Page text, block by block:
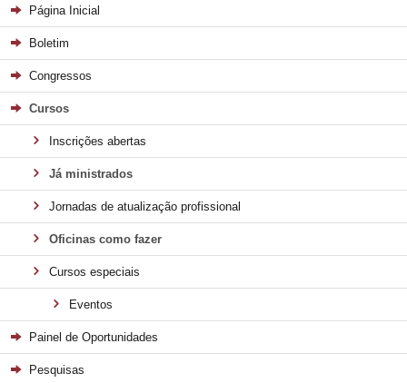
Página Inicial
Boletim
Congressos
Cursos
Inscrições abertas
Já ministrados
Jornadas de atualização profissional
Oficinas como fazer
Cursos especiais
Eventos
Painel de Oportunidades
Pesquisas